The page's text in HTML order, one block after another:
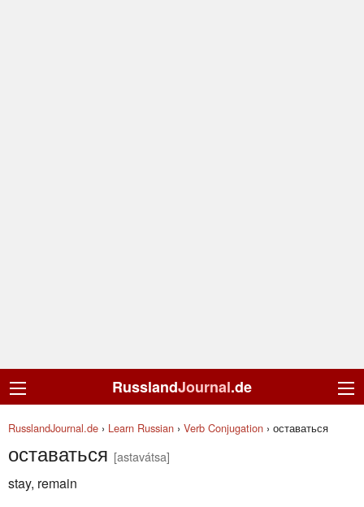
RusslandJournal.de
RusslandJournal.de › Learn Russian › Verb Conjugation › оставаться
оставаться [astavátsa]
stay, remain